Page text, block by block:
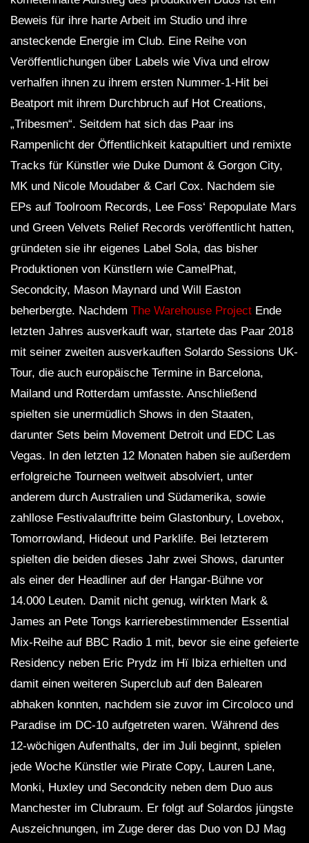
Beweis für ihre harte Arbeit im Studio und ihre
ansteckende Energie im Club. Eine Reihe von
Veröffentlichungen über Labels wie Viva und elrow
verhalfen ihnen zu ihrem ersten Nummer-1-Hit bei
Beatport mit ihrem Durchbruch auf Hot Creations,
„Tribesmen“. Seitdem hat sich das Paar ins
Rampenlicht der Öffentlichkeit katapultiert und remixte
Tracks für Künstler wie Duke Dumont & Gorgon City,
MK und Nicole Moudaber & Carl Cox. Nachdem sie
EPs auf Toolroom Records, Lee Foss‘ Repopulate Mars
und Green Velvets Relief Records veröffentlicht hatten,
gründeten sie ihr eigenes Label Sola, das bisher
Produktionen von Künstlern wie CamelPhat,
Secondcity, Mason Maynard und Will Easton
beherbergte. Nachdem The Warehouse Project Ende
letzten Jahres ausverkauft war, startete das Paar 2018
mit seiner zweiten ausverkauften Solardo Sessions UK-
Tour, die auch europäische Termine in Barcelona, ​​
Mailand und Rotterdam umfasste. Anschließend
spielten sie unermüdlich Shows in den Staaten,
darunter Sets beim Movement Detroit und EDC Las
Vegas. In den letzten 12 Monaten haben sie außerdem
erfolgreiche Tourneen weltweit absolviert, unter
anderem durch Australien und Südamerika, sowie
zahllose Festivalauftritte beim Glastonbury, Lovebox,
Tomorrowland, Hideout und Parklife. Bei letzterem
spielten die beiden dieses Jahr zwei Shows, darunter
als einer der Headliner auf der Hangar-Bühne vor
14.000 Leuten. Damit nicht genug, wirkten Mark & ​​
James an Pete Tongs karrierebestimmender Essential
Mix-Reihe auf BBC Radio 1 mit, bevor sie eine gefeierte
Residency neben Eric Prydz im Hï Ibiza erhielten und
damit einen weiteren Superclub auf den Balearen
abhaken konnten, nachdem sie zuvor im Circoloco und
Paradise im DC-10 aufgetreten waren. Während des
12-wöchigen Aufenthalts, der im Juli beginnt, spielen
jede Woche Künstler wie Pirate Copy, Lauren Lane,
Monki, Huxley und Secondcity neben dem Duo aus
Manchester im Clubraum. Er folgt auf Solardos jüngste
Auszeichnungen, im Zuge derer das Duo von DJ Mag